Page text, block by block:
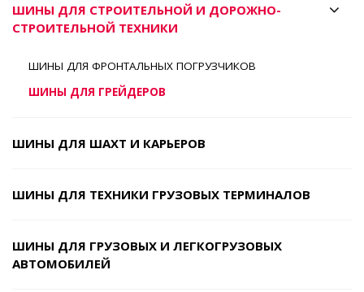
ШИНЫ ДЛЯ СТРОИТЕЛЬНОЙ И ДОРОЖНО-
СТРОИТЕЛЬНОЙ ТЕХНИКИ
ШИНЫ ДЛЯ ФРОНТАЛЬНЫХ ПОГРУЗЧИКОВ
ШИНЫ ДЛЯ ГРЕЙДЕРОВ
ШИНЫ ДЛЯ ШАХТ И КАРЬЕРОВ
ШИНЫ ДЛЯ ТЕХНИКИ ГРУЗОВЫХ ТЕРМИНАЛОВ
ШИНЫ ДЛЯ ГРУЗОВЫХ И ЛЕГКОГРУЗОВЫХ
АВТОМОБИЛЕЙ